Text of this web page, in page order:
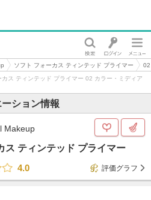
ソフト フォーカス ティンテッド プライマー
02
ス ティンテッド プライマー 02 カラー・ミディア
ション情報
Makeup
ス ティンテッド プライマー
4.0
評価グラフ